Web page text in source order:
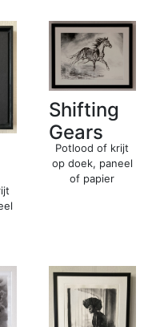
Shifting
Gears
Potlood of krijt
op doek, paneel
of papier